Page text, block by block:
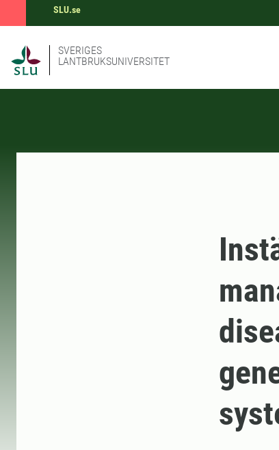
SLU.se
SVERIGES
LANTBRUKSUNIVERSITET